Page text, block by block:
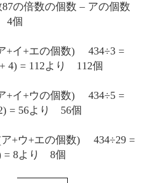
87の倍数の個数 – アの個数
4個
+イ+エの個数) 434÷3 =
4) = 112より 112個
+イ+ウの個数) 434÷5 =
= 56より 56個
ア+ウ+エの個数) 434÷29 =
= 8より 8個